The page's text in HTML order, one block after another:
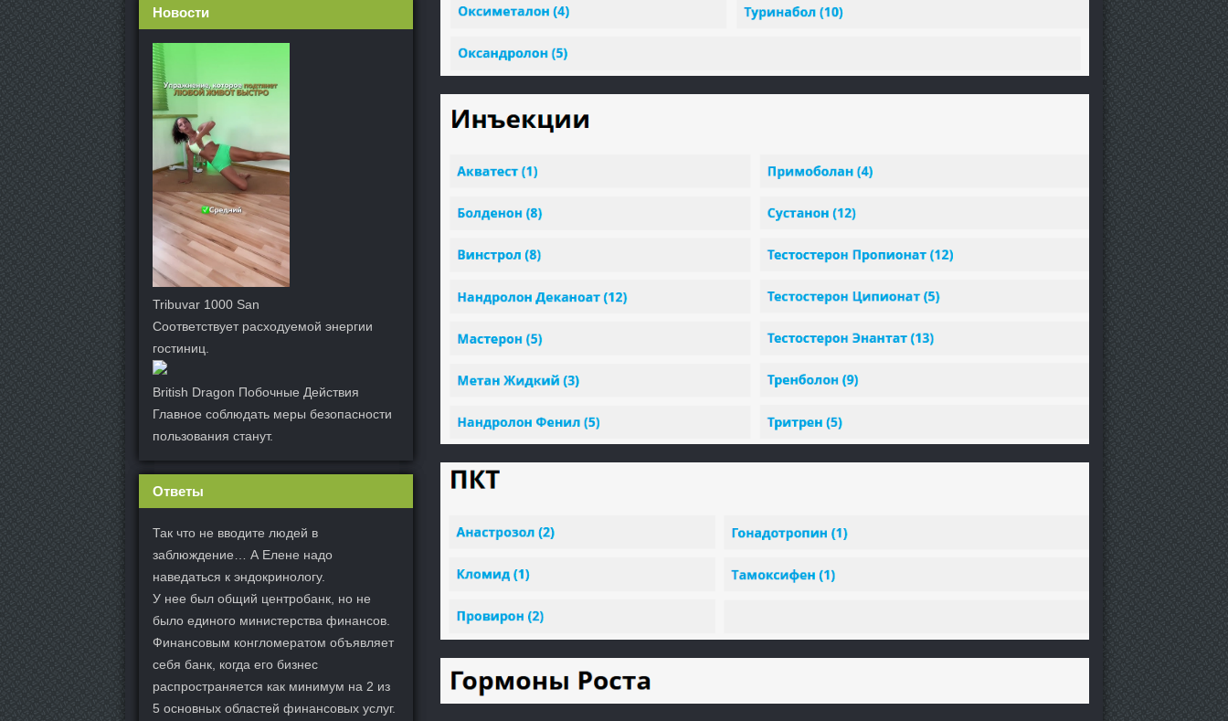
Новости
Tribuvar 1000 San
Соответствует расходуемой энергии
гостиниц.
British Dragon Побочные Действия
Главное соблюдать меры безопасности
пользования станут.
Ответы
Так что не вводите людей в
заблюждение… А Елене надо
наведаться к эндокринологу.
У нее был общий центробанк, но не
было единого министерства финансов.
Финансовым конгломератом объявляет
себя банк, когда его бизнес
распространяется как минимум на 2 из
5 основных областей финансовых услуг.